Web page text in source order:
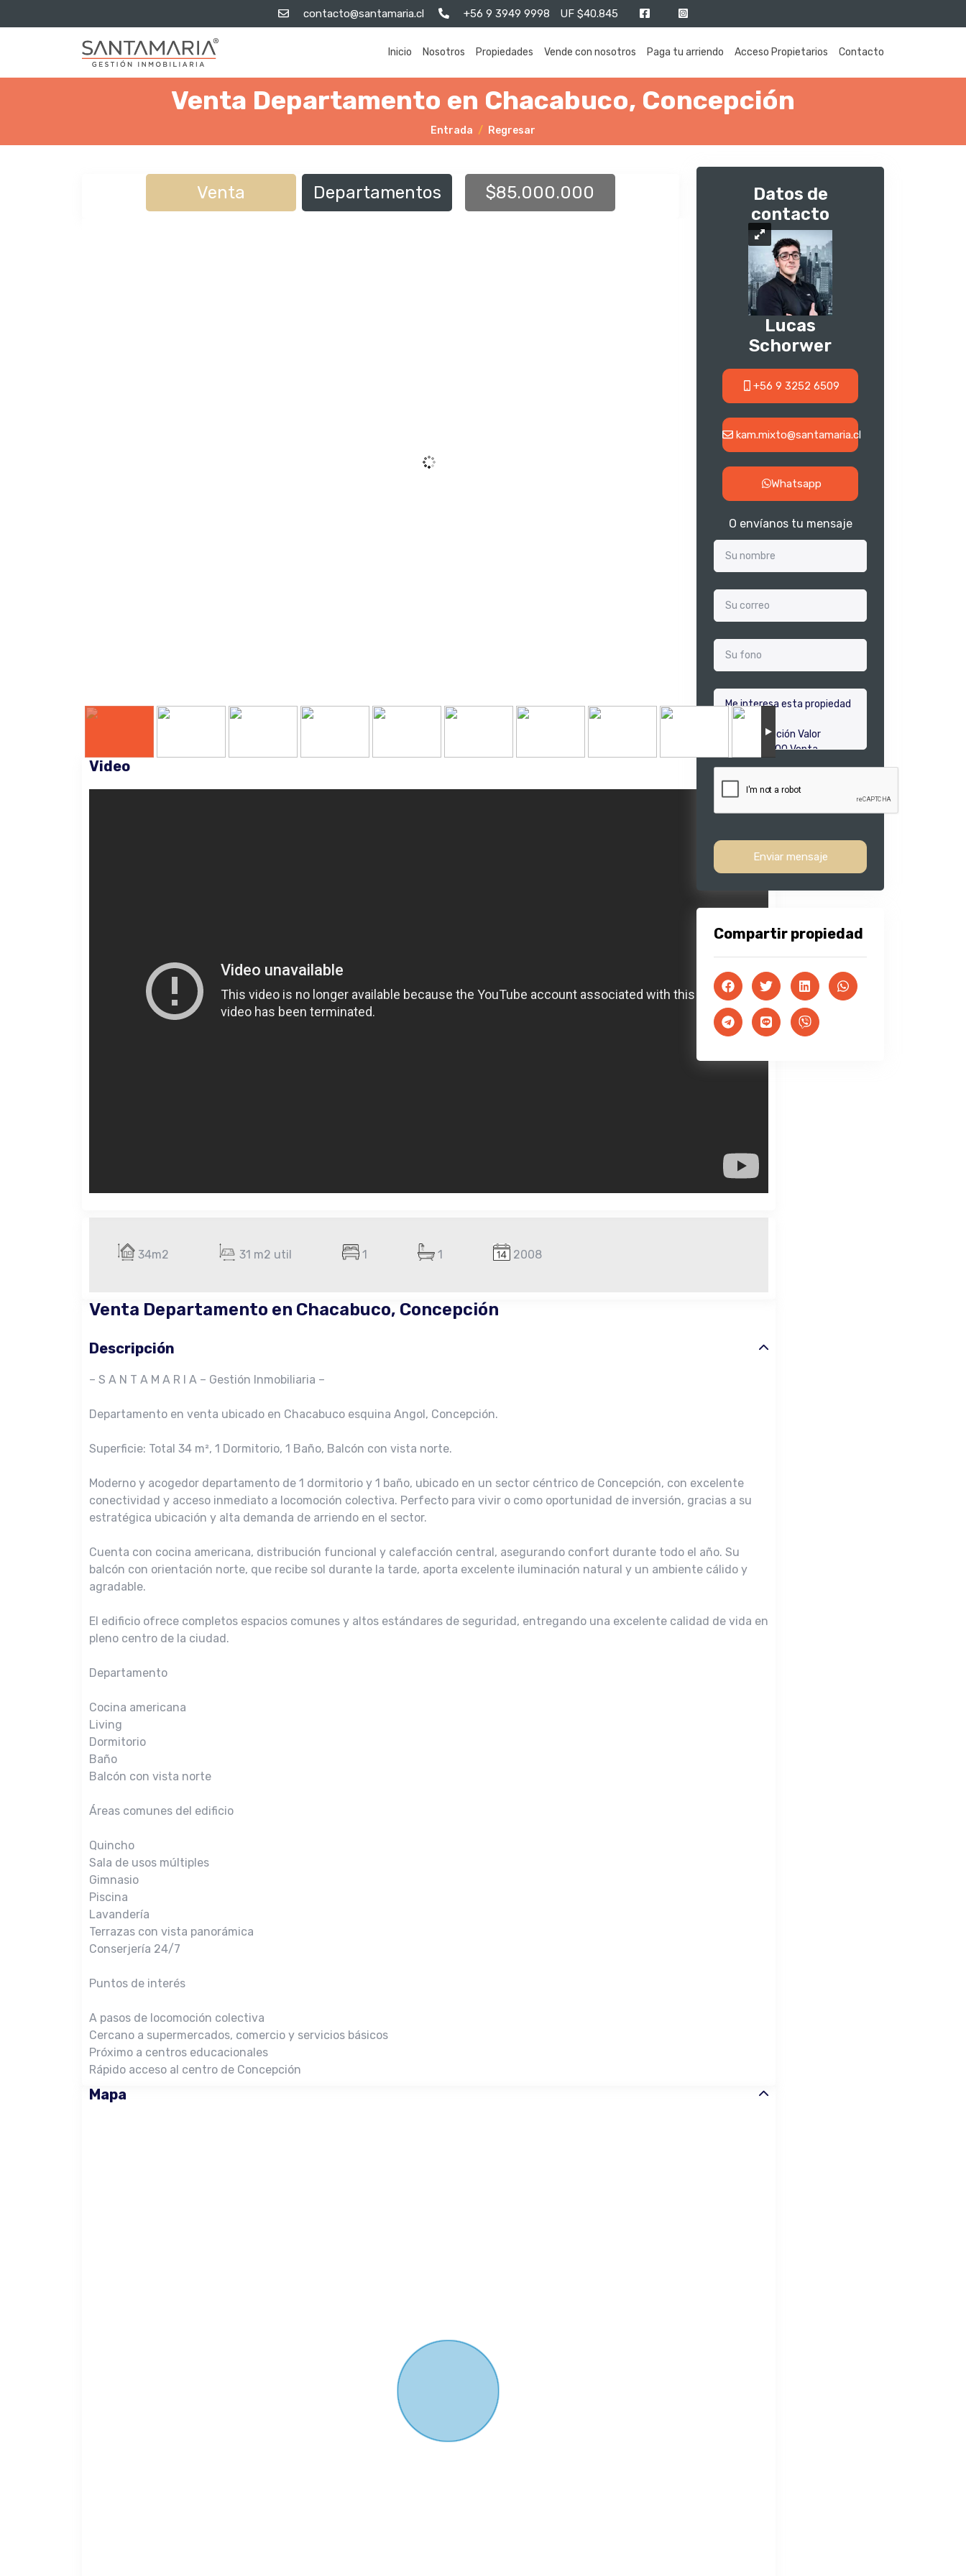
contacto@santamaria.cl +56 9 3949 9998 UF $40.845
Inicio Nosotros Propiedades Vende con nosotros Paga tu arriendo Acceso Propietarios Contacto
Venta Departamento en Chacabuco, Concepción
Entrada Regresar
Venta Departamentos $85.000.000
34m2 31 m2 util 1 1 2008
Venta Departamento en Chacabuco, Concepción
Descripción
– S A N T A M A R I A – Gestión Inmobiliaria –
Departamento en venta ubicado en Chacabuco esquina Angol, Concepción.
Superficie: Total 34 m², 1 Dormitorio, 1 Baño, Balcón con vista norte.
Moderno y acogedor departamento de 1 dormitorio y 1 baño, ubicado en un sector céntrico de Concepción, con excelente
conectividad y acceso inmediato a locomoción colectiva. Perfecto para vivir o como oportunidad de inversión, gracias a su
estratégica ubicación y alta demanda de arriendo en el sector.
Cuenta con cocina americana, distribución funcional y calefacción central, asegurando confort durante todo el año. Su
balcón con orientación norte, que recibe sol durante la tarde, aporta excelente iluminación natural y un ambiente cálido y
agradable.
El edificio ofrece completos espacios comunes y altos estándares de seguridad, entregando una excelente calidad de vida en
pleno centro de la ciudad.
Departamento
Cocina americana
Living
Dormitorio
Baño
Balcón con vista norte
Áreas comunes del edificio
Quincho
Sala de usos múltiples
Gimnasio
Piscina
Lavandería
Terrazas con vista panorámica
Conserjería 24/7
Puntos de interés
A pasos de locomoción colectiva
Cercano a supermercados, comercio y servicios básicos
Próximo a centros educacionales
Rápido acceso al centro de Concepción
Video
Mapa
Datos de
contacto
Lucas
Schorwer
+56 9 3252 6509
kam.mixto@santamaria.cl
Whatsapp
O envíanos tu mensaje
Enviar mensaje
Compartir propiedad